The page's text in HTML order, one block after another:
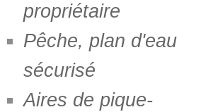
propriétaire
Pêche, plan d'eau
sécurisé
Aires de pique-